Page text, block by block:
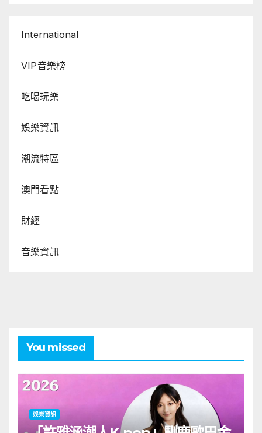
International
VIP音樂榜
吃喝玩樂
娛樂資訊
潮流特區
澳門看點
財經
音樂資訊
You missed
娛樂資訊